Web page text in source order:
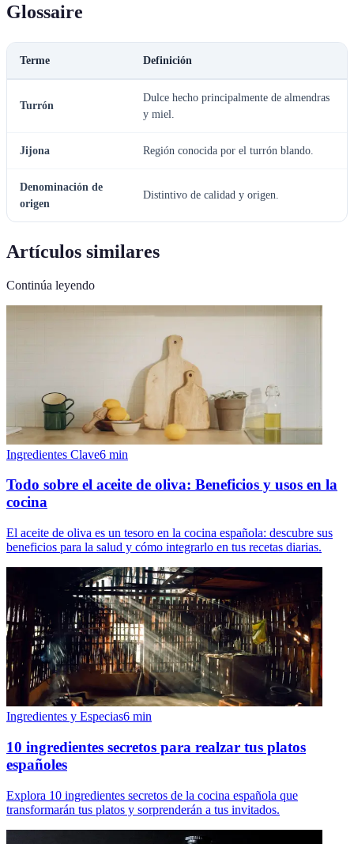
Glossaire
Terme Definición
Turrón
Dulce hecho principalmente de almendras
y miel.
Jijona Región conocida por el turrón blando.
Denominación de
origen
Distintivo de calidad y origen.
Artículos similares
Continúa leyendo
Ingredientes Clave6 min
Todo sobre el aceite de oliva: Beneficios y usos en la
cocina
El aceite de oliva es un tesoro en la cocina española: descubre sus
beneficios para la salud y cómo integrarlo en tus recetas diarias.
Ingredientes y Especias6 min
10 ingredientes secretos para realzar tus platos
españoles
Explora 10 ingredientes secretos de la cocina española que
transformarán tus platos y sorprenderán a tus invitados.